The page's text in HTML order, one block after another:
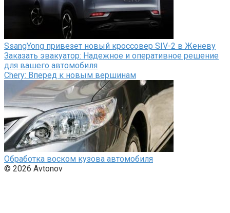
SsangYong привезет новый кроссовер SIV-2 в Женеву
Заказать эвакуатор: Надежное и оперативное решение
для вашего автомобиля
Chery: Вперед к новым вершинам
Обработка воском кузова автомобиля
© 2026 Avtonov